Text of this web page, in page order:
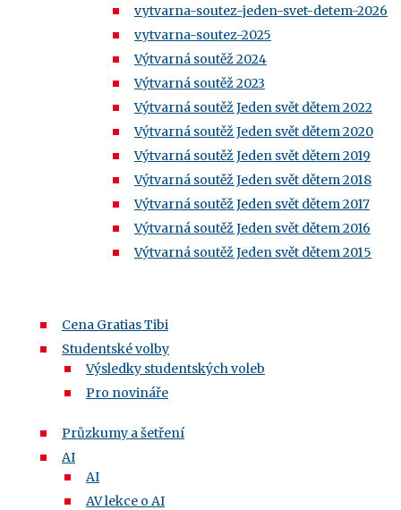
vytvarna-soutez-jeden-svet-detem-2026
vytvarna-soutez-2025
Výtvarná soutěž 2024
Výtvarná soutěž 2023
Výtvarná soutěž Jeden svět dětem 2022
Výtvarná soutěž Jeden svět dětem 2020
Výtvarná soutěž Jeden svět dětem 2019
Výtvarná soutěž Jeden svět dětem 2018
Výtvarná soutěž Jeden svět dětem 2017
Výtvarná soutěž Jeden svět dětem 2016
Výtvarná soutěž Jeden svět dětem 2015
Cena Gratias Tibi
Studentské volby
Výsledky studentských voleb
Pro novináře
Průzkumy a šetření
AI
AI
AV lekce o AI